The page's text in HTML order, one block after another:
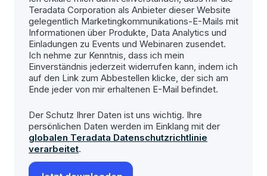
Teradata Corporation als Anbieter dieser Website
gelegentlich Marketingkommunikations-E-Mails mit
Informationen über Produkte, Data Analytics und
Einladungen zu Events und Webinaren zusendet.
Ich nehme zur Kenntnis, dass ich mein
Einverständnis jederzeit widerrufen kann, indem ich
auf den Link zum Abbestellen klicke, der sich am
Ende jeder von mir erhaltenen E-Mail befindet.
Der Schutz Ihrer Daten ist uns wichtig. Ihre
persönlichen Daten werden im Einklang mit der
globalen Teradata Datenschutzrichtlinie
verarbeitet.